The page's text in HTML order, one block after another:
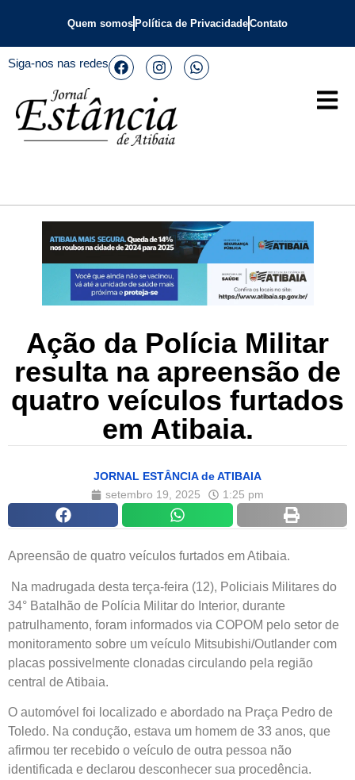
Quem somos Política de PrivacidadeContato
Siga-nos nas redes
Ação da Polícia Militar
resulta na apreensão de
quatro veículos furtados
em Atibaia.
JORNAL ESTÂNCIA de ATIBAIA
setembro 19, 2025
1:25 pm
Apreensão de quatro veículos furtados em Atibaia.
Na madrugada desta terça-feira (12), Policiais Militares do
34° Batalhão de Polícia Militar do Interior, durante
patrulhamento, foram informados via COPOM pelo setor de
monitoramento sobre um veículo Mitsubishi/Outlander com
placas possivelmente clonadas circulando pela região
central de Atibaia.
O automóvel foi localizado e abordado na Praça Pedro de
Toledo. Na condução, estava um homem de 33 anos, que
afirmou ter recebido o veículo de outra pessoa não
identificada e declarou desconhecer sua procedência.